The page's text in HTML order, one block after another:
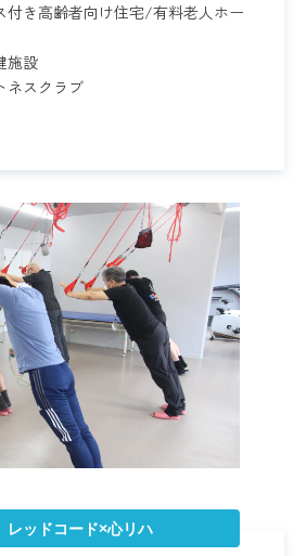
付き高齢者向け住宅/有料老人ホー
施設
ネスクラブ
レッドコード×心リハ